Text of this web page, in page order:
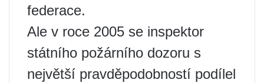
federace.
Ale v roce 2005 se inspektor
státního požárního dozoru s
největší pravděpodobností podílel